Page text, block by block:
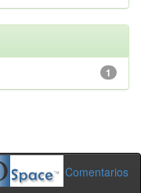
1
Comentarios